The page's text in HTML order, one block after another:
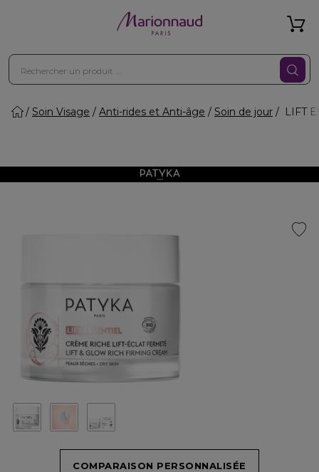
Soin Visage Anti-rides et Anti-âge Soin de jour LIFT
COMPARAISON PERSONNALISÉE